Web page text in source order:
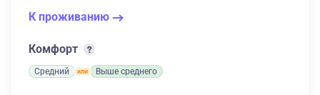
К проживанию
Комфорт
Средний Выше среднего